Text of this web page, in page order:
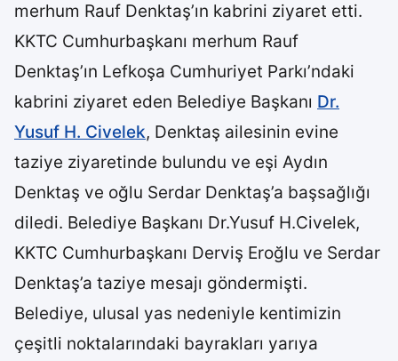
merhum Rauf Denktaş’ın kabrini ziyaret etti.
KKTC Cumhurbaşkanı merhum Rauf
Denktaş’ın Lefkoşa Cumhuriyet Parkı’ndaki
kabrini ziyaret eden Belediye Başkanı Dr.
Yusuf H. Civelek, Denktaş ailesinin evine
taziye ziyaretinde bulundu ve eşi Aydın
Denktaş ve oğlu Serdar Denktaş’a başsağlığı
diledi. Belediye Başkanı Dr.Yusuf H.Civelek,
KKTC Cumhurbaşkanı Derviş Eroğlu ve Serdar
Denktaş’a taziye mesajı göndermişti.
Belediye, ulusal yas nedeniyle kentimizin
çeşitli noktalarındaki bayrakları yarıya